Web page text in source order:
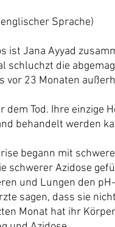
Sprache)
ist Jana Ayyad
schluchzt die
vor 23 Monaten
dem Tod. Ihre einzige
behandelt werden
begann mit
schwerer Azidose
und Lungen den
sagen, dass sie
Monat hat ihr